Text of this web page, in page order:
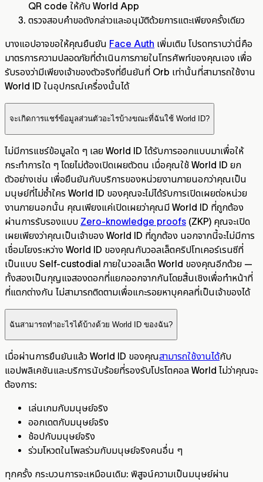
QR code ให้กับ World App
ตรวจสอบคำขอดังกล่าวและอนุมัติด้วยการแตะเพียงครั้งเดียว
บางแอปอาจขอให้คุณยืนยัน Face Auth เพิ่มเติม โปรดทราบว่านี่คือ
มาตรการความปลอดภัยที่ดำเนินการภายในโทรศัพท์ของคุณเอง เพื่อ
รับรองว่ามีเพียงเจ้าของตัวจริงที่ยืนยันที่ Orb เท่านั้นที่สามารถใช้งาน
World ID ในอุปกรณ์เครื่องนั้นได้
จะเกิดการแชร์ข้อมูลส่วนตัวอะไรบ้างขณะที่ฉันใช้ World ID?
ไม่มีการแชร์ข้อมูลใด ๆ เลย World ID ได้รับการออกแบบมาเพื่อให้
กระทำการใด ๆ โดยไม่ต้องเปิดเผยตัวตน เมื่อคุณใช้ World ID ยก
ตัวอย่างเช่น เพื่อยืนยันกับบริการของหน่วยงานภายนอกว่าคุณเป็น
มนุษย์ที่ไม่ซ้ำใคร World ID ของคุณจะไม่ได้รับการเปิดเผยต่อหน่วย
งานภายนอกนั้น คุณเพียงแค่เปิดเผยว่าคุณมี World ID ที่ถูกต้อง
ผ่านการรับรองแบบ Zero-knowledge proofs (ZKP) คุณจะเปิด
เผยเพียงว่าคุณเป็นเจ้าของ World ID ที่ถูกต้อง นอกจากนี้จะไม่มีการ
เชื่อมโยงระหว่าง World ID ของคุณกับวอลเล็ตคริปโทเคอร์เรนซีที่
เป็นแบบ Self-custodial ภายในวอลเล็ต World ของคุณอีกด้วย —
ทั้งสองเป็นกุญแจสองดอกที่แยกออกจากกันโดยสิ้นเชิงเพื่อทำหน้าที่
ที่แตกต่างกัน ไม่สามารถติดตามเพื่อแกะรอยหาบุคคลที่เป็นเจ้าของได้
ฉันสามารถทำอะไรได้บ้างด้วย World ID ของฉัน?
เมื่อผ่านการยืนยันแล้ว World ID ของคุณสามารถใช้งานได้กับ
แอปพลิเคชันและบริการนับร้อยที่รองรับโปรโตคอล World ไม่ว่าคุณจะ
ต้องการ:
เล่นเกมกับมนุษย์จริง
ออกเดตกับมนุษย์จริง
ช้อปกับมนุษย์จริง
ร่วมโหวตในโพลร่วมกับมนุษย์จริงคนอื่น ๆ
ทุกครั้ง กระบวนการจะเหมือนเดิม: พิสูจน์ความเป็นมนุษย์ผ่าน